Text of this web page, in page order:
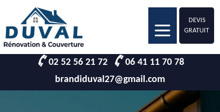
DEVIS
GRATUIT
02 52 56 21 72
06 41 11 70 78
brandiduval27@gmail.com